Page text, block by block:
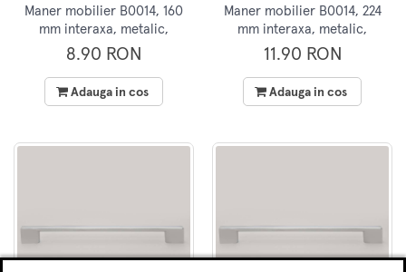
Maner mobilier B0014, 160
mm interaxa, metalic,
finisaj crom
8.90 RON
Adauga in cos
Maner mobilier B0014, 224
mm interaxa, metalic,
finisaj crom
11.90 RON
Adauga in cos